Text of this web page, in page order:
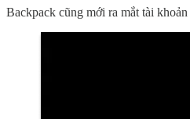
Backpack cũng mới ra mắt tài khoản